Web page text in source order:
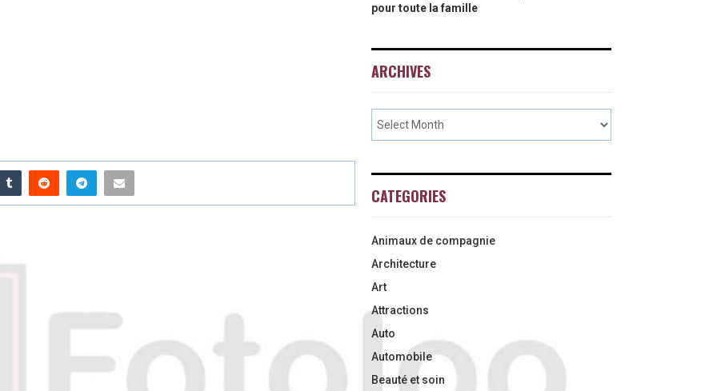
pour toute la famille
ARCHIVES
CATEGORIES
Animaux de compagnie
Architecture
Art
Attractions
Auto
Automobile
Beauté et soin